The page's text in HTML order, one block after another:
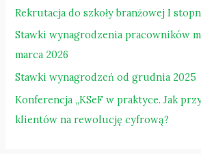
l
a
:
Rekrutacja do szkoły branżowej I
Stawki wynagrodzenia pracowników
marca 2026
Stawki wynagrodzeń od grudnia 2025
Konferencja „KSeF w praktyce. Jak
klientów na rewolucję cyfrową?